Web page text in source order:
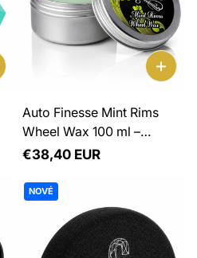
Auto Finesse Mint Rims
Wheel Wax 100 ml –
syntetický vosk na disky
Normálna
€38,40 EUR
NOVÉ